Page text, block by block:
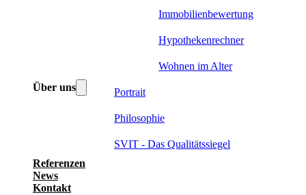
Immobilienbewertung
Hypothekenrechner
Wohnen im Alter
Über uns
Portrait
Philosophie
SVIT - Das Qualitätssiegel
Referenzen
News
Kontakt